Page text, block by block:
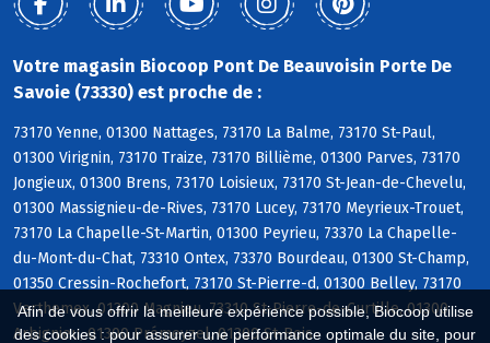
Afin de vous offrir la meilleure expérience possible, Biocoop utilise
des cookies : pour assurer une performance optimale du site, pour
Votre magasin Biocoop Pont De Beauvoisin Porte De
Savoie (73330) est proche de :
73170 Yenne, 01300 Nattages, 73170 La Balme, 73170 St-Paul,
01300 Virignin, 73170 Traize, 73170 Billième, 01300 Parves, 73170
Jongieux, 01300 Brens, 73170 Loisieux, 73170 St-Jean-de-Chevelu,
01300 Massignieu-de-Rives, 73170 Lucey, 73170 Meyrieux-Trouet,
73170 La Chapelle-St-Martin, 01300 Peyrieu, 73370 La Chapelle-
du-Mont-du-Chat, 73310 Ontex, 73370 Bourdeau, 01300 St-Champ,
01350 Cressin-Rochefort, 73170 St-Pierre-d, 01300 Belley, 73170
Verthemex, 01300 Magnieu, 73310 St-Pierre-de-Curtille, 01300
Arbignieu, 01300 Prémeyzel, 01300 St-Bois